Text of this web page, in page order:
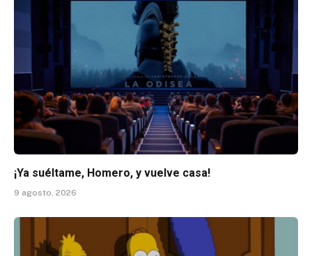
¡Ya suéltame, Homero, y vuelve casa!
9 agosto, 2026